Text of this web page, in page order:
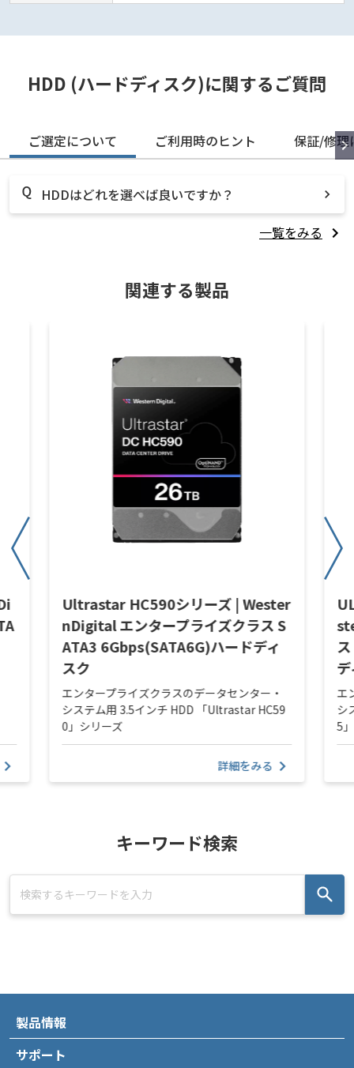
HDD (ハードディスク)に関するご質問
ご選定について ご利用時のヒント 保証/修理
HDDはどれを選べば良いですか？
一覧をみる
関連する製品
Ultrastar HC590シリーズ | Wester
nDigital エンタープライズクラス S
ATA3 6Gbps(SATA6G)ハードディ
スク
エンタープライズクラスのデータセンター・
システム用 3.5インチ HDD 「Ultrastar HC59
0」シリーズ
詳細をみる
エ
シ
5
キーワード検索
製品情報
サポート